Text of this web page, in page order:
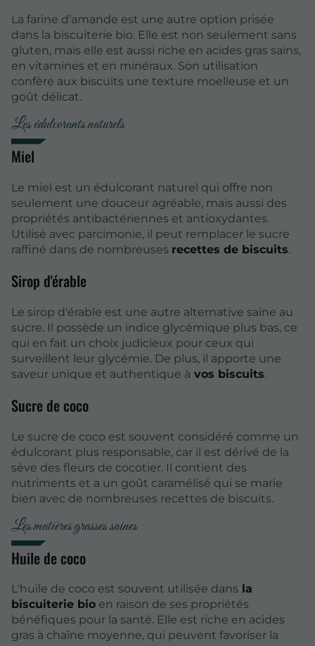
La farine d’amande est une autre option prisée
dans la biscuiterie bio. Elle est non seulement sans
gluten, mais elle est aussi riche en acides gras sains,
en vitamines et en minéraux. Son utilisation
confère aux biscuits une texture moelleuse et un
goût délicat.
Les édulcorants naturels
Miel
Le miel est un édulcorant naturel qui offre non
seulement une douceur agréable, mais aussi des
propriétés antibactériennes et antioxydantes.
Utilisé avec parcimonie, il peut remplacer le sucre
raffiné dans de nombreuses recettes de biscuits.
Sirop d'érable
Le sirop d'érable est une autre alternative saine au
sucre. Il possède un indice glycémique plus bas, ce
qui en fait un choix judicieux pour ceux qui
surveillent leur glycémie. De plus, il apporte une
saveur unique et authentique à vos biscuits.
Sucre de coco
Le sucre de coco est souvent considéré comme un
édulcorant plus responsable, car il est dérivé de la
sève des fleurs de cocotier. Il contient des
nutriments et a un goût caramélisé qui se marie
bien avec de nombreuses recettes de biscuits.
Les matières grasses saines
Huile de coco
L'huile de coco est souvent utilisée dans la
biscuiterie bio en raison de ses propriétés
bénéfiques pour la santé. Elle est riche en acides
gras à chaîne moyenne, qui peuvent favoriser la